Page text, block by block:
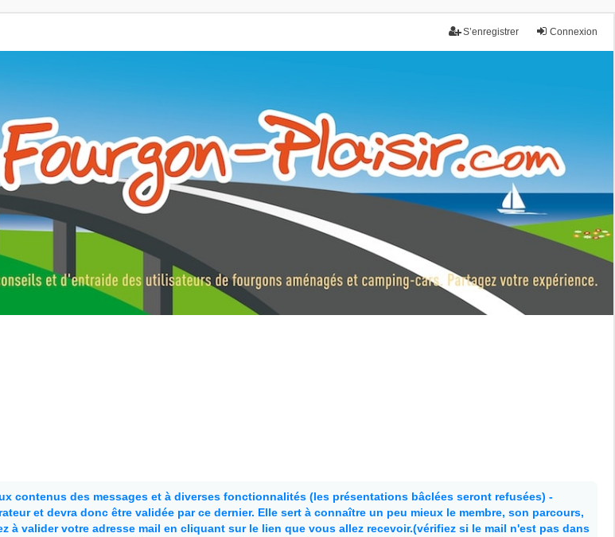
Connexion
S’enregistrer
vans et de camping-car. Partagez votre expérience.
contenus des messages et à diverses fonctionnalités (les présentations bâclées seront refusées) -
et devra donc être validée par ce dernier. Elle sert à connaître un peu mieux le membre, son parcours,
à valider votre adresse mail en cliquant sur le lien que vous allez recevoir.(vérifiez si le mail n'est pas dans